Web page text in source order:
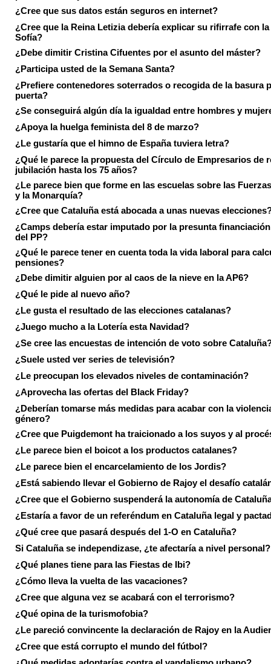
¿Cree que sus datos están seguros en internet?
¿Cree que la Reina Letizia debería explicar su rifirrafe con la
Sofía?
¿Debe dimitir Cristina Cifuentes por el asunto del máster?
¿Participa usted de la Semana Santa?
¿Prefiere contenedores soterrados o recogida de la basura
puerta?
¿Se conseguirá algún día la igualdad entre hombres y
¿Apoya la huelga feminista del 8 de marzo?
¿Le gustaría que el himno de España tuviera letra?
¿Qué le parece la propuesta del Círculo de Empresarios de
jubilación hasta los 75 años?
¿Le parece bien que forme en las escuelas sobre las
y la Monarquía?
¿Cree que Cataluña está abocada a unas nuevas
¿Camps debería estar imputado por la presunta
del PP?
¿Qué le parece tener en cuenta toda la vida laboral para
pensiones?
¿Debe dimitir alguien por al caos de la nieve en la AP6?
¿Qué le pide al nuevo año?
¿Le gusta el resultado de las elecciones catalanas?
¿Juego mucho a la Lotería esta Navidad?
¿Se cree las encuestas de intención de voto sobre
¿Suele usted ver series de televisión?
¿Le preocupan los elevados niveles de contaminación?
¿Aprovecha las ofertas del Black Friday?
¿Deberían tomarse más medidas para acabar con la
género?
¿Cree que Puigdemont ha traicionado a los suyos y al
¿Le parece bien el boicot a los productos catalanes?
¿Le parece bien el encarcelamiento de los Jordis?
¿Está sabiendo llevar el Gobierno de Rajoy el desafío
¿Cree que el Gobierno suspenderá la autonomía de
¿Estaría a favor de un referéndum en Cataluña legal y
¿Qué cree que pasará después del 1-O en Cataluña?
Si Cataluña se independizase, ¿te afectaría a nivel personal?
¿Qué planes tiene para las Fiestas de Ibi?
¿Cómo lleva la vuelta de las vacaciones?
¿Cree que alguna vez se acabará con el terrorismo?
¿Qué opina de la turismofobia?
¿Le pareció convincente la declaración de Rajoy en la
¿Cree que está corrupto el mundo del fútbol?